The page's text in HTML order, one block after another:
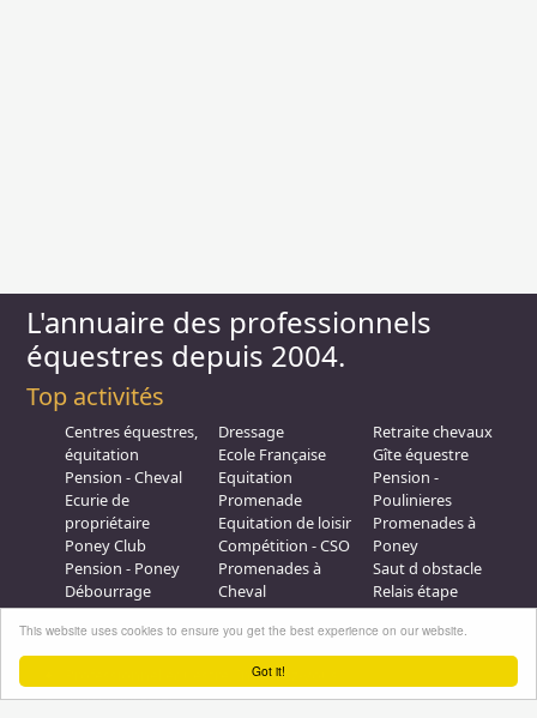
Got it!
This website uses cookies to ensure you get the best experience on our website.
L'annuaire des professionnels
équestres depuis 2004.
Top activités
Centres équestres,
équitation
Pension - Cheval
Ecurie de
propriétaire
Poney Club
Pension - Poney
Débourrage
Elevage
Dressage
Ecole Française
Equitation
Promenade
Equitation de loisir
Compétition - CSO
Promenades à
Cheval
Galops - Equitation
Retraite chevaux
Gîte équestre
Pension -
Poulinieres
Promenades à
Poney
Saut d obstacle
Relais étape
Plus d'infos
Professionnel équestre, Inscrivez-vous !
Nous contacter